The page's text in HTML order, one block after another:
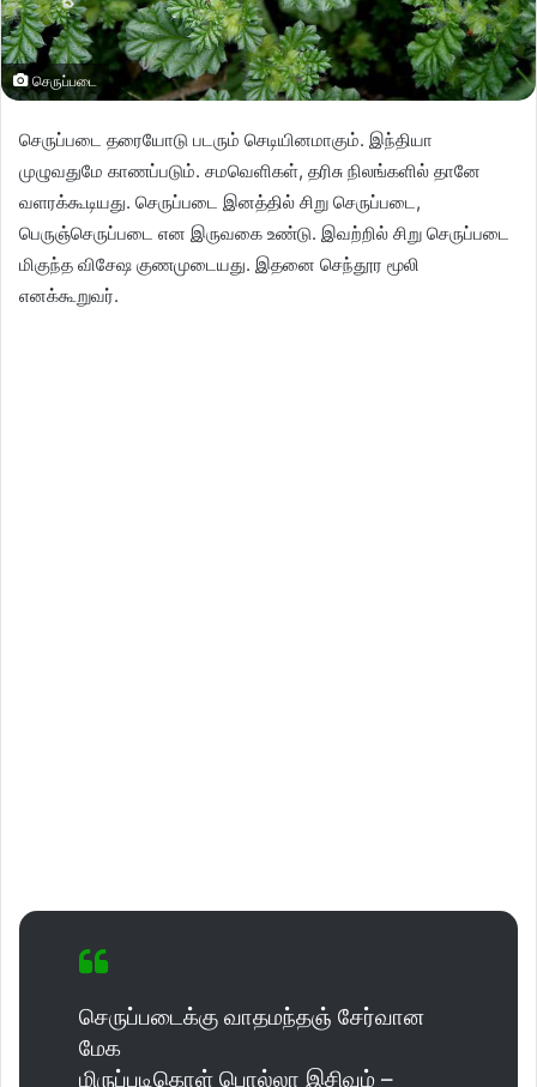
செருப்படை
செருப்படை தரையோடு படரும் செடியினமாகும். இந்தியா
முழுவதுமே காணப்படும். சமவெளிகள், தரிசு நிலங்களில் தானே
வளரக்கூடியது. செருப்படை இனத்தில் சிறு செருப்படை,
பெருஞ்செருப்படை என இருவகை உண்டு. இவற்றில் சிறு செருப்படை
மிகுந்த விசேஷ குணமுடையது. இதனை செந்தூர மூலி
எனக்கூறுவர்.
செருப்படைக்கு வாதமந்தஞ் சேர்வான
மேக
மிருப்படிகொள் பொல்லா இசிவும் –